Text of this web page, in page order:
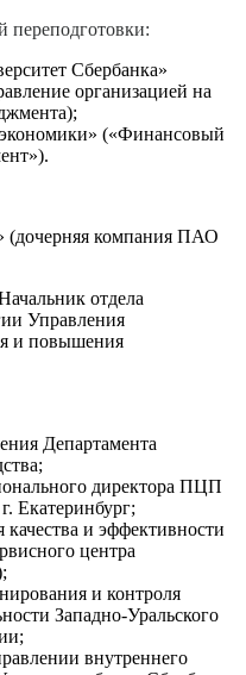
переподготовки:
Сбербанка»
организацией на
(«Финансовый
компания ПАО
отдела
Управления
и повышения
Департамента
директора ПЦП
Екатеринбург;
и эффективности
центра
и контроля
Западно-Уральского
внутреннего